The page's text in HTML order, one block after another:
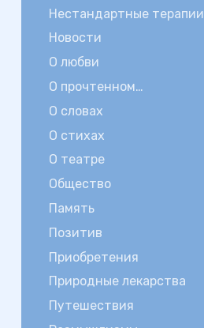
Нестандартные терапии
Новости
О любви
О прочтенном…
О словах
О стихах
О театре
Общество
Память
Позитив
Приобретения
Природные лекарства
Путешествия